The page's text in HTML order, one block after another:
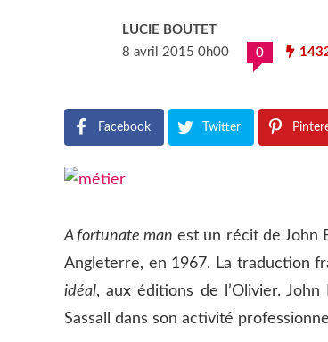
LUCIE BOUTET
8 avril 2015 0h00
0
Facebook Twitter
A fortunate man est un récit de John
Angleterre, en 1967. La traduction
idéal, aux éditions de l’Olivier.
Sassall dans son activité